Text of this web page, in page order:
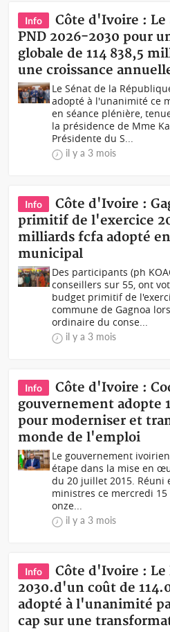
Info
Côte d'Ivoire : Le
PND 2026-2030 pour
globale de 114 838,5
une croissance
Le Sénat de la
adopté à l'unanimité ce
en séance plénière,
la présidence de Mme
Présidente du S...
il y a 3 mois
Info
Côte d'Ivoire :
primitif de l'exercice
milliards fcfa adopté
municipal
Des participants (ph
conseillers sur 55, ont
budget primitif de
commune de Gagnoa
ordinaire du conse...
il y a 3 mois
Info
Côte d'Ivoire :
gouvernement adopte
pour moderniser et
monde de l'emploi
Le gouvernement
étape dans la mise en
du 20 juillet 2015. Réuni
ministres ce mercredi
onze...
il y a 3 mois
Info
Côte d'Ivoire : Le
2030.d'un coût de
adopté à l'unanimité
cap sur une